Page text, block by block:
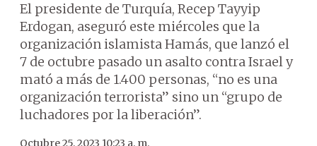
El presidente de Turquía, Recep Tayyip
Erdogan, aseguró este miércoles que la
organización islamista Hamás, que lanzó el
7 de octubre pasado un asalto contra Israel y
mató a más de 1.400 personas, “no es una
organización terrorista” sino un “grupo de
luchadores por la liberación”.
Octubre 25, 2023 10:23 a. m.